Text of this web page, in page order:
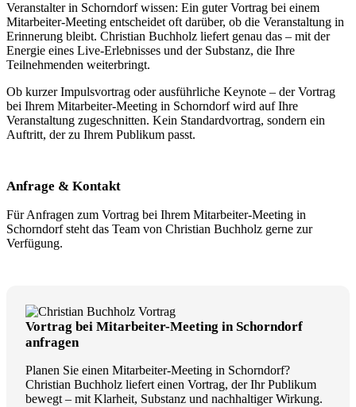
Veranstalter in Schorndorf wissen: Ein guter Vortrag bei einem
Mitarbeiter-Meeting entscheidet oft darüber, ob die Veranstaltung in
Erinnerung bleibt. Christian Buchholz liefert genau das – mit der
Energie eines Live-Erlebnisses und der Substanz, die Ihre
Teilnehmenden weiterbringt.
Ob kurzer Impulsvortrag oder ausführliche Keynote – der Vortrag
bei Ihrem Mitarbeiter-Meeting in Schorndorf wird auf Ihre
Veranstaltung zugeschnitten. Kein Standardvortrag, sondern ein
Auftritt, der zu Ihrem Publikum passt.
Anfrage & Kontakt
Für Anfragen zum Vortrag bei Ihrem Mitarbeiter-Meeting in
Schorndorf steht das Team von Christian Buchholz gerne zur
Verfügung.
Vortrag bei Mitarbeiter-Meeting in Schorndorf
anfragen
Planen Sie einen Mitarbeiter-Meeting in Schorndorf?
Christian Buchholz liefert einen Vortrag, der Ihr Publikum
bewegt – mit Klarheit, Substanz und nachhaltiger Wirkung.